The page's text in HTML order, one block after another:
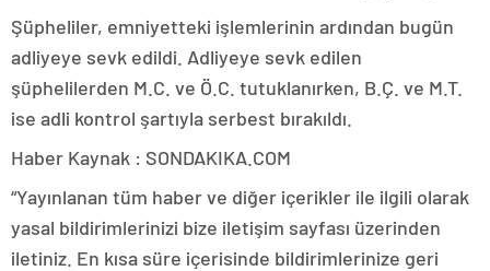
Şüpheliler, emniyetteki işlemlerinin ardından bugün
adliyeye sevk edildi. Adliyeye sevk edilen
şüphelilerden M.C. ve Ö.C. tutuklanırken, B.Ç. ve M.T.
ise adli kontrol şartıyla serbest bırakıldı.
Haber Kaynak : SONDAKIKA.COM
“Yayınlanan tüm haber ve diğer içerikler ile ilgili olarak
yasal bildirimlerinizi bize iletişim sayfası üzerinden
iletiniz. En kısa süre içerisinde bildirimlerinize geri